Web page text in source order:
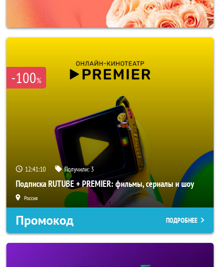
-100%
12:41:08 Получили: 3
Подписка RUTUBE + PREMIER: фильмы, сериалы и шоу
Россия
Промокод ПОДРОБНЕЕ